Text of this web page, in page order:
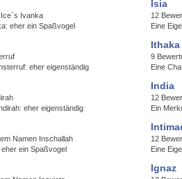
Ice`s Ivanka
eher ein Spaßvogel
Isia
12
Eine
eher eigenständig
Ithaka
9
Eine
eher eigenständig
India
12
Ein
Namen Inschallah
ein Spaßvogel
12
Eine
Ignaz